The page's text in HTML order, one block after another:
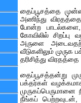
தைப்பூசத்தை
அணிந்து
போன்ற பாடல்களை,
கோவிலில் சிறப்பு
அருளை
வீடுகளிலும்
தரிசித்து
தைப்பூசத்தன்று
பக்தர்கள்
நீங்கப்